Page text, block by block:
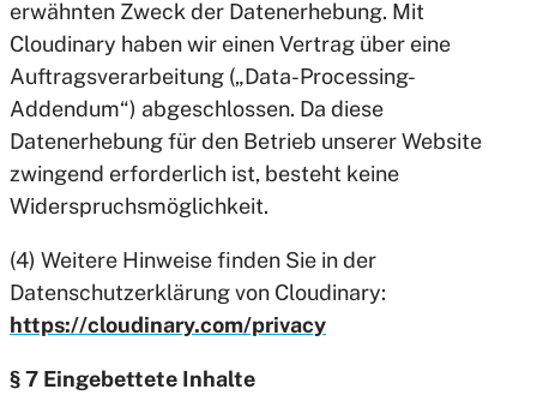
erwähnten Zweck der Datenerhebung. Mit
Cloudinary haben wir einen Vertrag über eine
Auftragsverarbeitung („Data-Processing-
Addendum“) abgeschlossen. Da diese
Datenerhebung für den Betrieb unserer Website
zwingend erforderlich ist, besteht keine
Widerspruchsmöglichkeit.
(4) Weitere Hinweise finden Sie in der
Datenschutzerklärung von Cloudinary:
https://cloudinary.com/privacy
§ 7 Eingebettete Inhalte